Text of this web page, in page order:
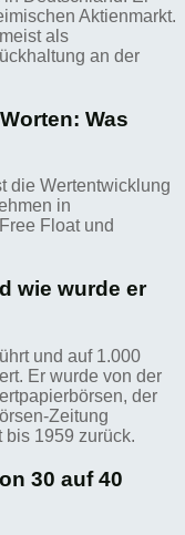
Aktienmarkt.
als
an der
Was
die Wertentwicklung
in
Float und
wie wurde er
und auf 1.000
Er wurde von der
der
Zeitung
1959 zurück.
30 auf 40